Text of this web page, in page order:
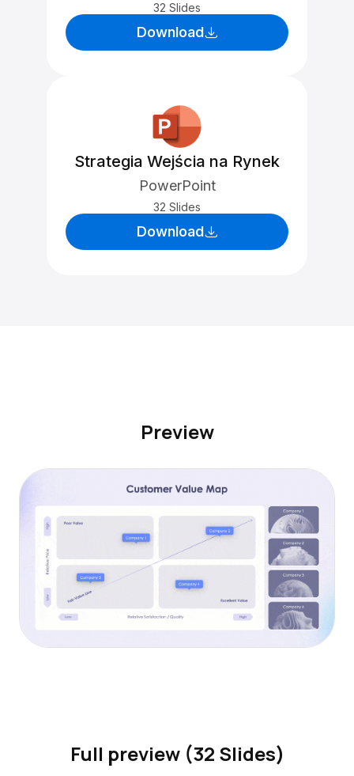
32 Slides
Download
Strategia Wejścia na Rynek
PowerPoint
32 Slides
Download
Preview
Full preview (32 Slides)